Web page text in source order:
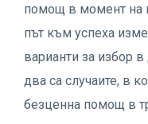
помощ в момент на
път към успеха
варианти за избор
два са случаите, в
безценна помощ в